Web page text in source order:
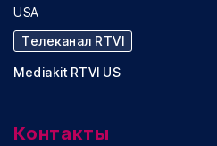
USA
Телеканал RTVI
Mediakit RTVI US
Контакты